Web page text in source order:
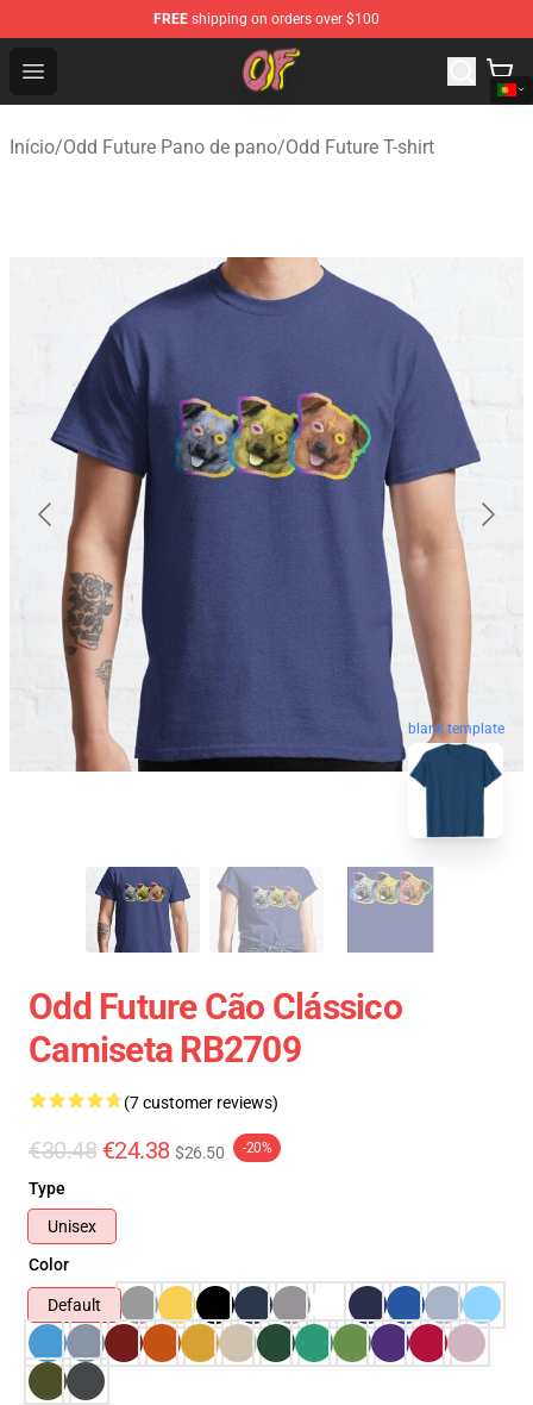
FREE shipping on orders over $100
Open menu
Odd Future Shop - Official Odd Future Merchandise Store
Início/Odd Future Pano de pano/Odd Future T-shirt
blank template
Odd Future Cão Clássico
Camiseta RB2709
(7 customer reviews)
€30.48 €24.38 $26.50 -20%
Type
Unisex
Color
Default